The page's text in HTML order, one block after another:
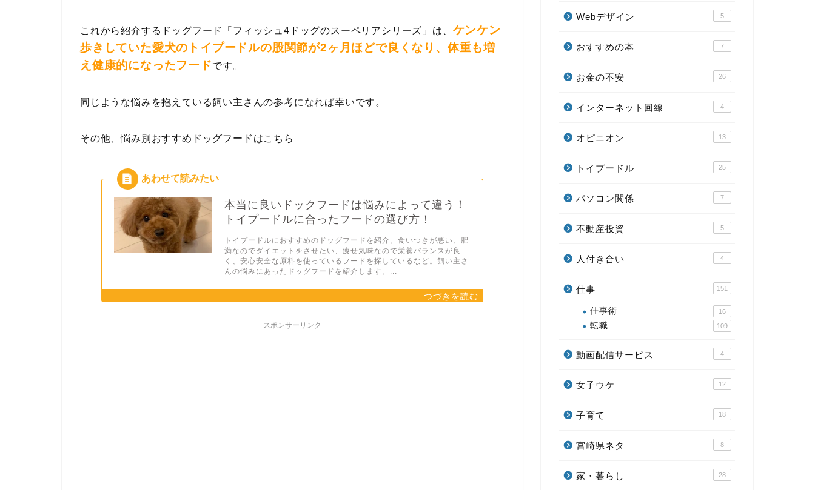
これから紹介するドッグフード「フィッシュ4ドッグのスーペリアシリーズ」は、 ケンケン
歩きしていた愛犬のトイプードルの股関節が2ヶ月ほどで良くなり、体重も増
え健康的になったフードです。
同じような悩みを抱えている飼い主さんの参考になれば幸いです。
その他、悩み別おすすめドッグフードはこちら
本当に良いドックフードは悩みによって違う！
トイプードルに合ったフードの選び方！
トイプードルにおすすめのドッグフードを紹介。食いつきが悪い、肥
満なのでダイエットをさせたい、痩せ気味なので栄養バランスが良
く、安心安全な原料を使っているフードを探しているなど。飼い主さ
んの悩みにあったドッグフードを紹介します。...
スポンサーリンク
Webデザイン 5
おすすめの本 7
お金の不安 26
インターネット回線 4
オピニオン 13
トイプードル 25
パソコン関係 7
不動産投資 5
人付き合い 4
仕事 151
仕事術 16
転職 109
動画配信サービス 4
女子ウケ 12
子育て 18
宮崎県ネタ 8
家・暮らし 28